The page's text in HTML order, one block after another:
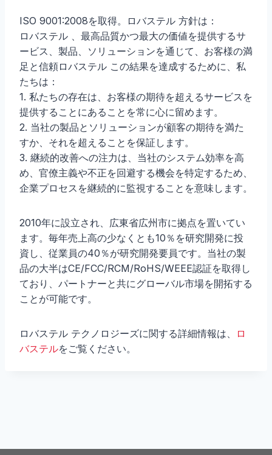
ISO 9001:2008を取得。ロバステル 方針は：
ロバステル 、最高品質かつ最大の価値を提供するサ
ービス、製品、ソリューションを通じて、お客様の満
足と信頼ロバステル この結果を達成するために、私
たちは：
1. 私たちの存在は、お客様の期待を超えるサービスを
提供することにあることを常に心に留めます。
2. 当社の製品とソリューションが顧客の期待を満た
すか、それを超えることを保証します。
3. 継続的改善への注力は、当社のシステム効率を高
め、官僚主義や不正を回避する機会を特定するため、
企業プロセスを継続的に監視することを意味します。
2010年に設立され、広東省広州市に拠点を置いてい
ます。毎年売上高の少なくとも10％を研究開発に投
資し、従業員の40％が研究開発要員です。当社の製
品の大半はCE/FCC/RCM/RoHS/WEEE認証を取得し
ており、パートナーと共にグローバル市場を開拓する
ことが可能です。
ロバステル テクノロジーズに関する詳細情報は、
ロ
バステルをご覧ください。